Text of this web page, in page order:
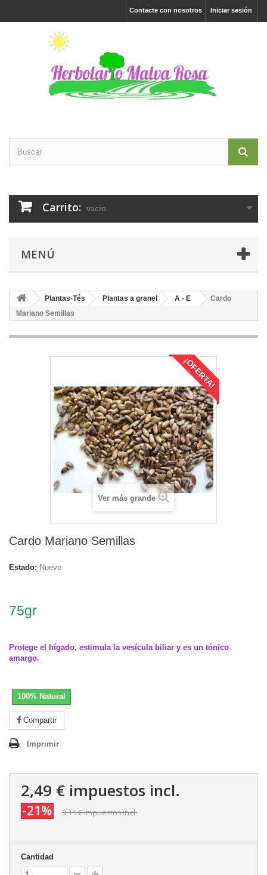
Iniciar sesión
Contacte con nosotros
Carrito: vacío
MENÚ
Plantas-Tés Plantas a granel A - E
Cardo
Mariano Semillas
¡OFERTA!
Ver más grande
Cardo Mariano Semillas
Estado: Nuevo
75gr
Protege el hígado, estimula la vesícula biliar y es un tónico
amargo.
100% Natural
Compartir
Imprimir
2,49 € impuestos incl.
-21% 3,15 €impuestos incl.
Cantidad